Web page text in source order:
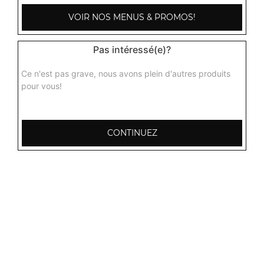
VOIR NOS MENUS & PROMOS!
Pas intéressé(e)?
Ce n'est pas grave, nous avons plein d'autres produits
pour vous!
CONTINUEZ